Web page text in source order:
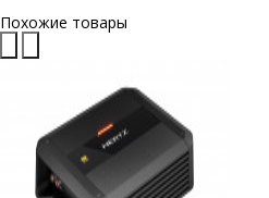
Похожие товары